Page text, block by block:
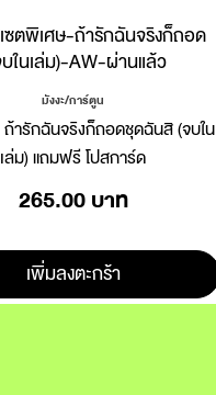
มังงะ/การ์ตูน
ถ้ารักฉันจริงก็ถอดชุดฉันสิ (จบใน
เล่ม) แถมฟรี โปสการ์ด
265.00 บาท
เพิ่มลงตะกร้า